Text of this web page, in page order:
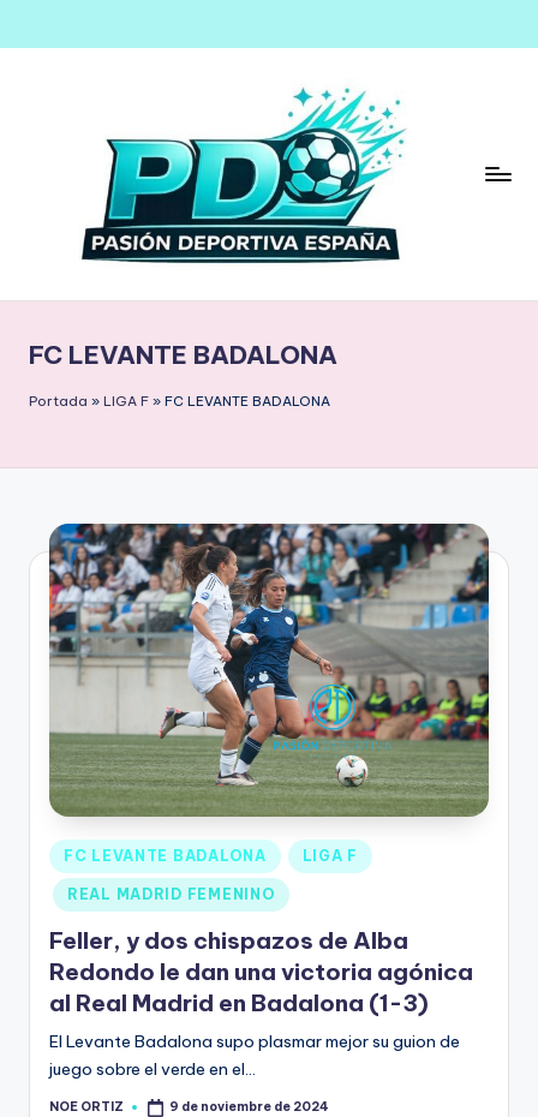
Saltar
FC LEVANTE BADALONA
Portada » LIGA F » FC LEVANTE BADALONA
FC LEVANTE BADALONA LIGA F
REAL MADRID FEMENINO
Feller, y dos chispazos de Alba
Redondo le dan una victoria agónica
al Real Madrid en Badalona (1-3)
El Levante Badalona supo plasmar mejor su guion de
juego sobre el verde en el…
NOE ORTIZ 9 de noviembre de 2024